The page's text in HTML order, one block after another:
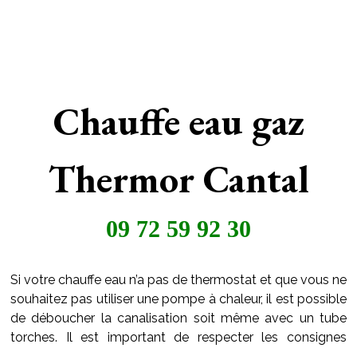
Chauffe eau gaz
Thermor Cantal
09 72 59 92 30
Si votre chauffe eau n’a pas de thermostat et que vous ne
souhaitez pas utiliser une pompe à chaleur, il est possible
de déboucher la canalisation soit même avec un tube
torches. Il est important de respecter les consignes